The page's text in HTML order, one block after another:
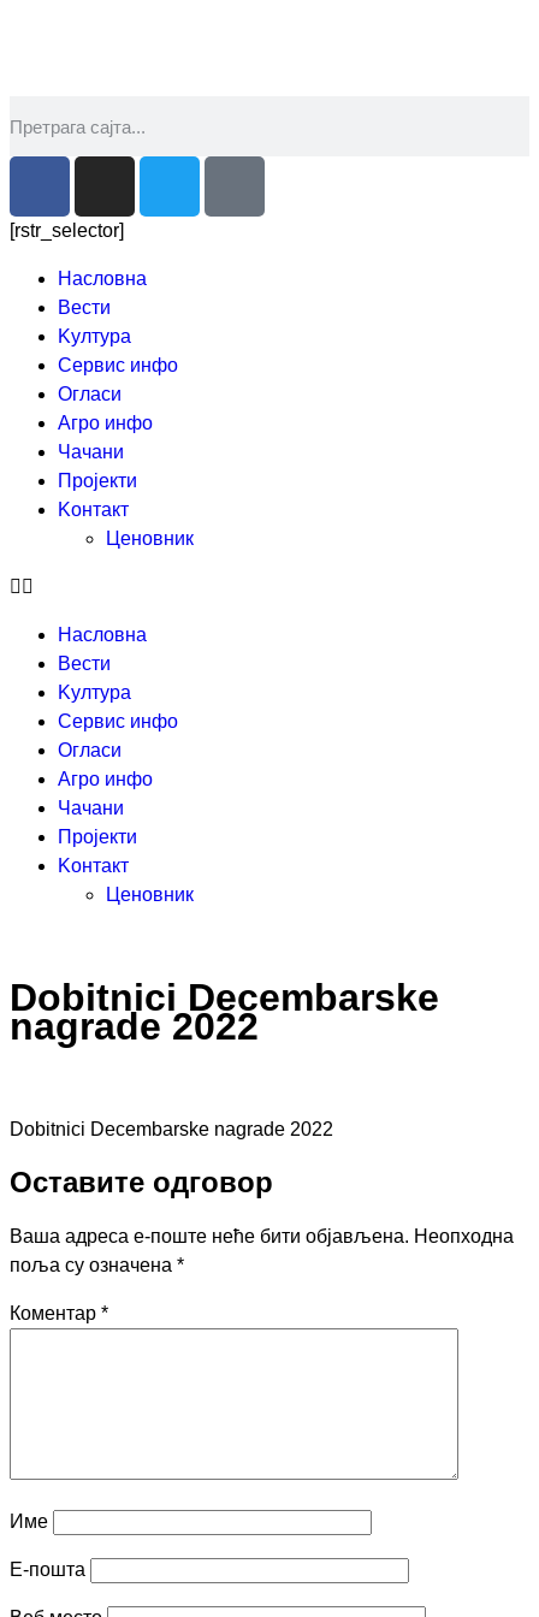
[rstr_selector]
Насловна
Вести
Kултура
Сервис инфо
Огласи
Агро инфо
Чачани
Пројекти
Kонтакт
Ценовник
Насловна
Вести
Kултура
Сервис инфо
Огласи
Агро инфо
Чачани
Пројекти
Kонтакт
Ценовник
Dobitnici Decembarske
nagrade 2022
Dobitnici Decembarske nagrade 2022
Оставите одговор
Ваша адреса е-поште неће бити објављена. Неопходна
поља су означена *
Коментар *
Име
Е-пошта